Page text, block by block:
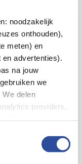
noodzakelijk
onthouden),
meten) en
advertenties).
na jouw
we
delen
providers,
kunt je keuze op